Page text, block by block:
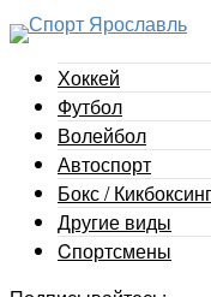
Хоккей
Футбол
Волейбол
Автоспорт
Бокс / Кикбоксинг
Другие виды
Cпортсмены